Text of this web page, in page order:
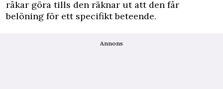
råkar göra tills den räknar ut att den får
belöning för ett specifikt beteende.
Annons